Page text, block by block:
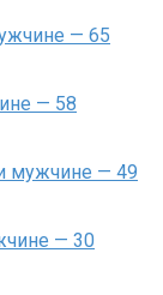
— 65
— 58
мужчине — 49
— 30